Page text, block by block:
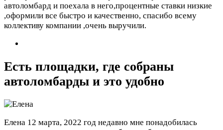
автоломбард и поехала в него,процентные ставки низкие
,оформили все быстро и качественно, спасибо всему
коллективу компании ,очень выручили.
Есть площадки, где собраны
автоломбарды и это удобно
Елена 12 марта, 2022 год недавно мне понадобилась